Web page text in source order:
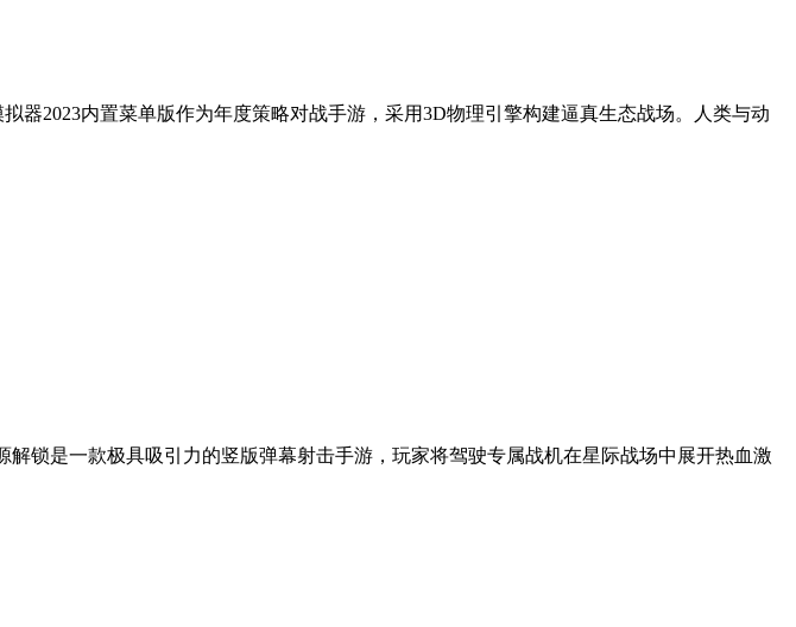
器2023内置菜单版作为年度策略对战手游，采用3D物理引擎构建逼真生态战场。人类与动
锁是一款极具吸引力的竖版弹幕射击手游，玩家将驾驶专属战机在星际战场中展开热血激